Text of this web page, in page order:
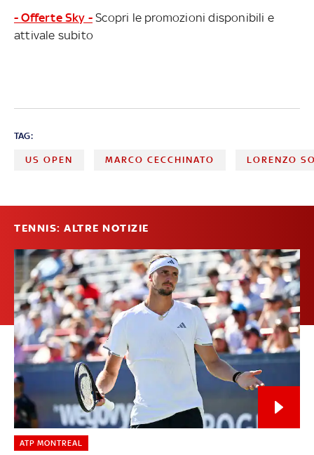
- Offerte Sky - Scopri le promozioni disponibili e
attivale subito
TAG:
US OPEN MARCO CECCHINATO LORENZO
TENNIS: ALTRE NOTIZIE
ATP MONTREAL